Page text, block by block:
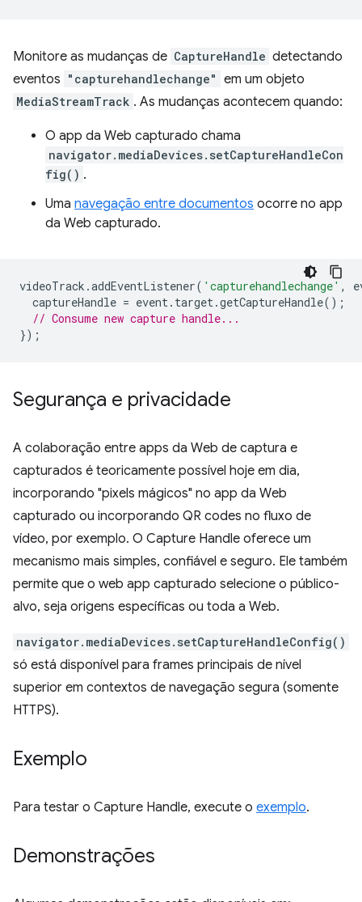
Monitore as mudanças de CaptureHandle detectando
eventos "capturehandlechange" em um objeto
MediaStreamTrack . As mudanças acontecem quando:
O app da Web capturado chama
navigator.mediaDevices.setCaptureHandleCon
fig() .
Uma navegação entre documentos ocorre no app
da Web capturado.
videoTrack .addEventListener( 'capturehandlechange' ,
captureHandle = event . target .getCaptureHandle();
// Consume new capture handle...
});
Segurança e privacidade
A colaboração entre apps da Web de captura e
capturados é teoricamente possível hoje em dia,
incorporando "pixels mágicos" no app da Web
capturado ou incorporando QR codes no fluxo de
vídeo, por exemplo. O Capture Handle oferece um
mecanismo mais simples, confiável e seguro. Ele também
permite que o web app capturado selecione o público-
alvo, seja origens específicas ou toda a Web.
navigator.mediaDevices.setCaptureHandleConfig()
só está disponível para frames principais de nível
superior em contextos de navegação segura (somente
HTTPS).
Exemplo
Para testar o Capture Handle, execute o exemplo.
Demonstrações